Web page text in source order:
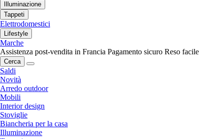
Illuminazione
Tappeti
Elettrodomestici
Lifestyle
Marche
Assistenza post-vendita in Francia Pagamento sicuro Reso facile
Cerca
Saldi
Novità
Arredo outdoor
Mobili
Interior design
Stoviglie
Biancheria per la casa
Illuminazione